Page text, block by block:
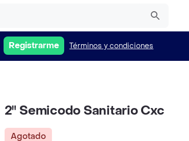
Registrarme Términos y condiciones
2" Semicodo Sanitario Cxc
Agotado